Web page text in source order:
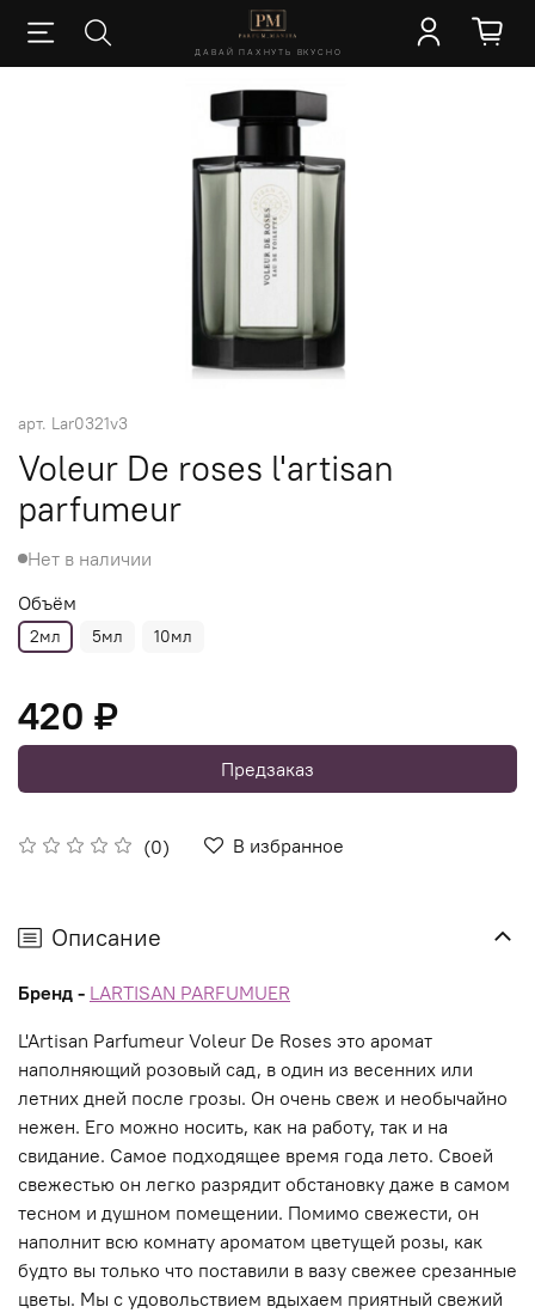
ДАВАЙ ПАХНУТЬ ВКУСНО
арт. Lar0321v3
Voleur De roses l'artisan
parfumeur
(0) В избранное
Нет в наличии
Объём
2мл 5мл 10мл
420 ₽
Предзаказ
Описание
Бренд - LARTISAN PARFUMUER
L'Artisan Parfumeur Voleur De Roses это аромат
наполняющий розовый сад, в один из весенних или
летних дней после грозы. Он очень свеж и необычайно
нежен. Его можно носить, как на работу, так и на
свидание. Самое подходящее время года лето. Своей
свежестью он легко разрядит обстановку даже в самом
тесном и душном помещении. Помимо свежести, он
наполнит всю комнату ароматом цветущей розы, как
будто вы только что поставили в вазу свежее срезанные
цветы. Мы с удовольствием вдыхаем приятный свежий